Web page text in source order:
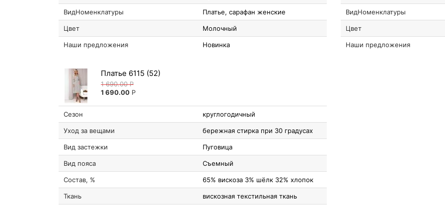
ВидНоменклатуры Платье, сарафан женские
Цвет Молочный
Наши предложения Новинка
ВидНоменклатуры
Цвет
Наши предложения
Платье 6115 (52)
1 690.00Р
1 690.00 Р
Сезон круглогодичный
Уход за вещами бережная стирка при 30 градусах
Вид застежки Пуговица
Вид пояса Съемный
Состав, % 65% вискоза 3% шёлк 32% хлопок
Ткань вискозная текстильная ткань